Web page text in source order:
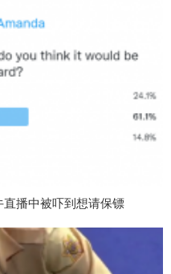
直播中被吓到想请保镖